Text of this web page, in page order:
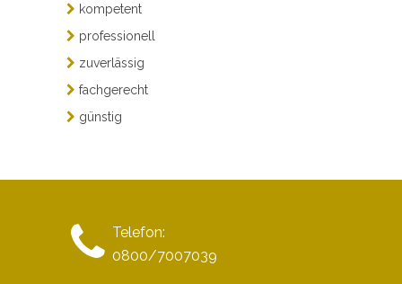
kompetent
professionell
zuverlässig
fachgerecht
günstig
Telefon:
0800/7007039